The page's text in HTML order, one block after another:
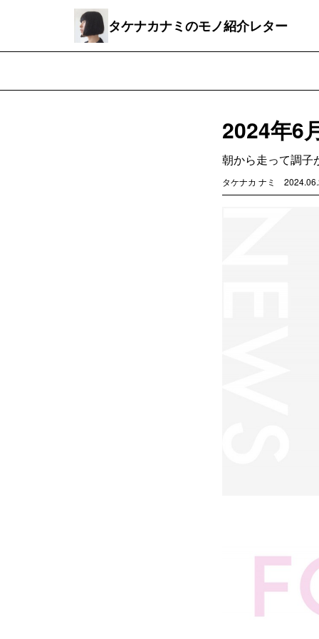
タケナカナミのモノ紹介レター
2024年6
朝から走って調子
タケナカ ナミ